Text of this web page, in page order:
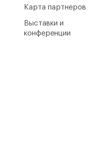
Карта партнеров
Выставки и
конференции